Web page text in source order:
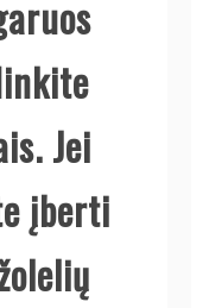
Jei
įberti